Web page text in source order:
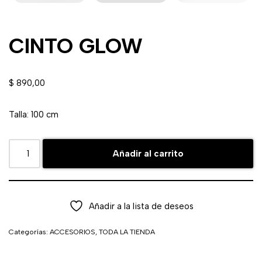
CINTO GLOW
$ 890,00
Talla: 100 cm
Añadir al carrito
Añadir a la lista de deseos
Categorías: ACCESORIOS TODA LA TIENDA